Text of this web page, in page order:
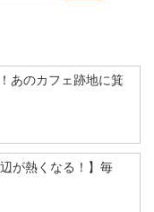
あのカフェ跡地に箕
が熱くなる！】毎